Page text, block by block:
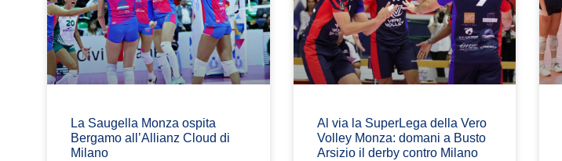
La Saugella Monza ospita
Bergamo all’Allianz Cloud di
Milano
Al via la SuperLega della Vero
Volley Monza: domani a Busto
Arsizio il derby contro Milano